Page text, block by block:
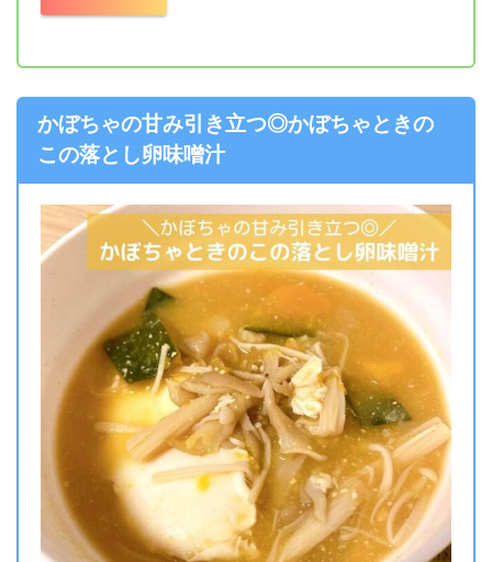
かぼちゃの甘み引き立つ◎かぼちゃときの
この落とし卵味噌汁